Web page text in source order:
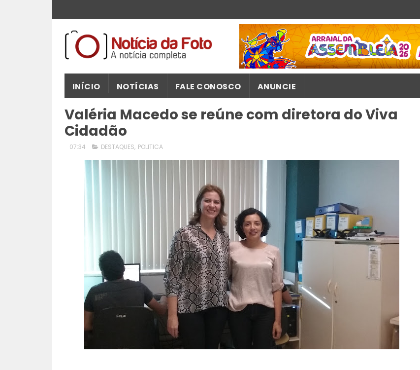
INÍCIO NOTÍCIAS FALE CONOSCO ANUNCIE
Valéria Macedo se reúne com diretora do Viva
Cidadão
07:34 DESTAQUES, POLITICA